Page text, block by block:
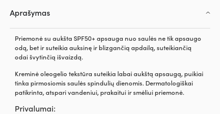
Aprašymas
Priemonė su aukšta SPF50+ apsauga nuo saulės ne tik apsaugo
odą, bet ir suteikia auksinę ir blizgančią apdailą, suteikiančią
odai švytinčią išvaizdą.
Kreminė oleogelio tekstūra suteikia labai aukštą apsaugą, puikiai
tinka pirmosiomis saulės spindulių dienomis. Dermatologiškai
patikrinta, atspari vandeniui, prakaitui ir smėliui priemonė.
Privalumai: